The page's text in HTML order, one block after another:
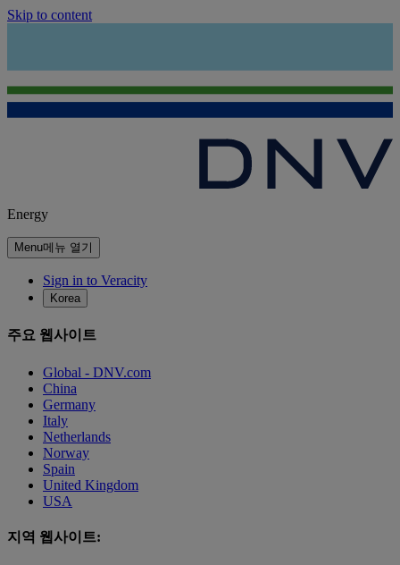
Skip to content
Energy
Menu메뉴 열기
Sign in to Veracity
Korea
주요 웹사이트
Global - DNV.com
China
Germany
Italy
Netherlands
Norway
Spain
United Kingdom
USA
지역 웹사이트: